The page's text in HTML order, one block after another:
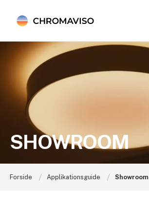
SHOWROOM
Forside Applikationsguide Showroom